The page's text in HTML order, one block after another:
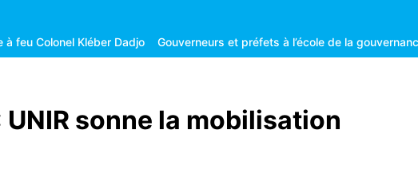
Kléber Dadjo Gouverneurs et préfets à l’école de la gouvernance territoriale
sonne la mobilisation